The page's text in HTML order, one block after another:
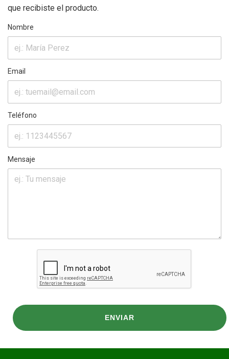
que recibiste el producto.
Nombre
Email
Teléfono
Mensaje
ENVIAR